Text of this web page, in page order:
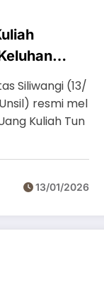
Siliwangi (13/
resmi mel
Kuliah Tun
13/01/2026